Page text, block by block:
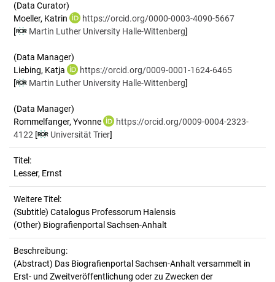
(Data Curator)
Moeller, Katrin
https://orcid.org/0000-0003-4090-5667
[
Martin Luther University Halle-Wittenberg]
(Data Manager)
Liebing, Katja
https://orcid.org/0009-0001-1624-6465
[
Martin Luther University Halle-Wittenberg]
(Data Manager)
Rommelfanger, Yvonne
https://orcid.org/0009-0004-2323-
4122 [ Universität Trier]
Titel:
Lesser, Ernst
Weitere Titel:
(Subtitle) Catalogus Professorum Halensis
(Other) Biografienportal Sachsen-Anhalt
Beschreibung:
(Abstract) Das Biografienportal Sachsen-Anhalt versammelt in
Erst- und Zweitveröffentlichung oder zu Zwecken der